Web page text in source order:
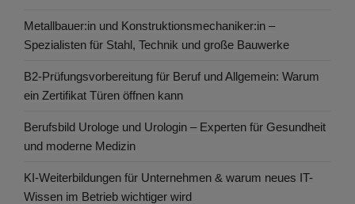
Metallbauer:in und Konstruktionsmechaniker:in –
Spezialisten für Stahl, Technik und große Bauwerke
B2-Prüfungsvorbereitung für Beruf und Allgemein: Warum
ein Zertifikat Türen öffnen kann
Berufsbild Urologe und Urologin – Experten für Gesundheit
und moderne Medizin
KI-Weiterbildungen für Unternehmen & warum neues IT-
Wissen im Betrieb wichtiger wird